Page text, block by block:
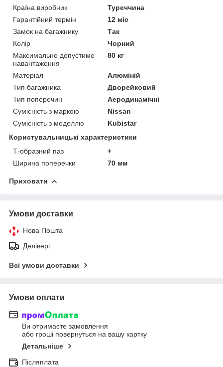
Країна виробник
Туреччина
Гарантійний термін
12 міс
Замок на багажнику
Так
Колір
Чорний
Максимально допустиме
навантаження
80 кг
Матеріал
Алюміній
Тип багажника
Дворейковий
Тип поперечин
Аеродинамічні
Сумісність з маркою
Nissan
Сумісність з моделлю
Kubistar
Користувальницькі характеристики
Т-образний паз
+
Ширина поперечки
70 мм
Приховати
Умови доставки
Нова Пошта
Делівері
Всі умови доставки
Умови оплати
Ви отримаєте замовлення
або гроші повернуться на вашу картку
Детальніше
Післяплата